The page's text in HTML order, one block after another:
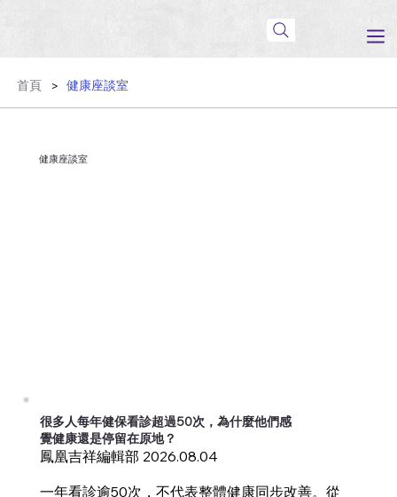
首頁 > 健康座談室
健康座談室
很多人每年健保看診超過50次，為什麼他們感
覺健康還是停留在原地？
鳳凰吉祥編輯部 2026.08.04
一年看診逾50次，不代表整體健康同步改善。從